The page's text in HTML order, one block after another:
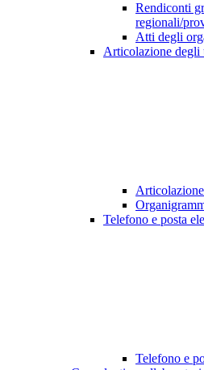
Rendiconti
regionali/
Atti degli
Articolazione degli
Telefono e posta
Telefono e